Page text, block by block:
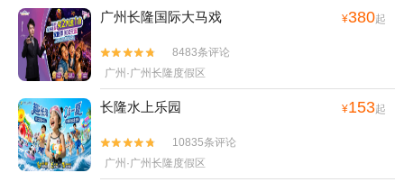
广州长隆国际大马戏 ¥380起


8483条评论
广州·广州长隆度假区
长隆水上乐园 ¥153起


10835条评论
广州·广州长隆度假区